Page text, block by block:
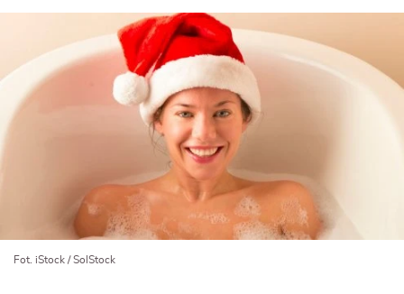
Fot. iStock / SolStock